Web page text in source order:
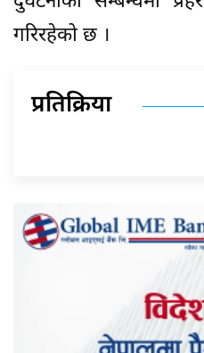
गरिरहेको छ ।
प्रतिक्रिया